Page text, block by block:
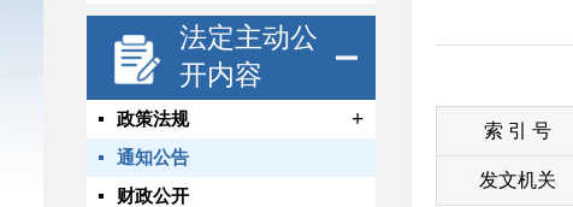
法定主动公
开内容
政策法规 +
通知公告
财政公开
索 引 号
发文机关